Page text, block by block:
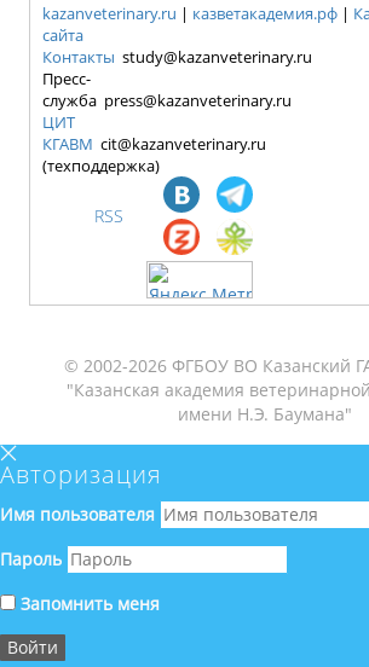
kazanveterinary.ru | казветакадемия.рф |
сайта
Контакты study@kazanveterinary.ru
Пресс-
служба press@kazanveterinary.ru
ЦИТ
КГАВМ cit@kazanveterinary.ru
(техподдержка)
RSS
© 2002-2026 ФГБОУ ВО Казанский
"Казанская академия
имени Н.Э. Баумана"
Авторизация
Имя пользователя
Пароль
Запомнить меня